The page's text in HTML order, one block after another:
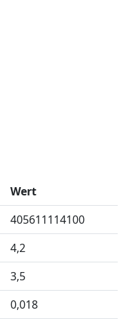
Wert
405611114100
4,2
3,5
0,018